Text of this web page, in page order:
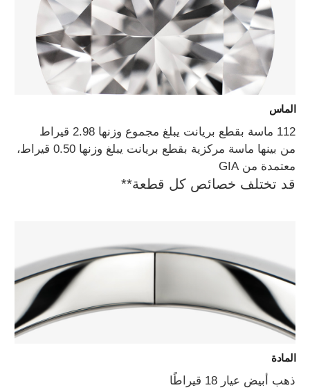
الماس
112 ماسة بقطع بريانت يبلغ مجموع وزنها 2.98 قيراط
من بينها ماسة مركزية بقطع بريانت يبلغ وزنها 0.50 قيراط،
معتمدة من GIA
قد تختلف خصائص كل قطعة**
المادة
ذهب أبيض عيار 18 قيراطًا